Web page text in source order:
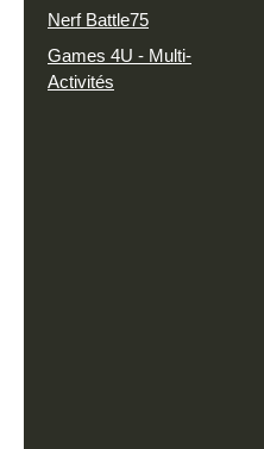
Nerf Battle75
Games 4U - Multi-
Activités